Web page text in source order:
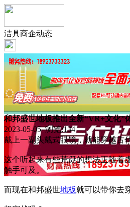
洁具商企动态
和邦盛世地板推出全新“VR+文化”
2023-05-05 浏览:134
戴上一副头戴式眼镜，就能穿越古
这个听起来有些荒诞的想法正随着
触手可及。
而现在和邦盛世地板就可以带你去